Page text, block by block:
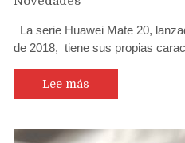
La serie Huawei Mate 20,
de 2018, tiene sus propias
Lee más